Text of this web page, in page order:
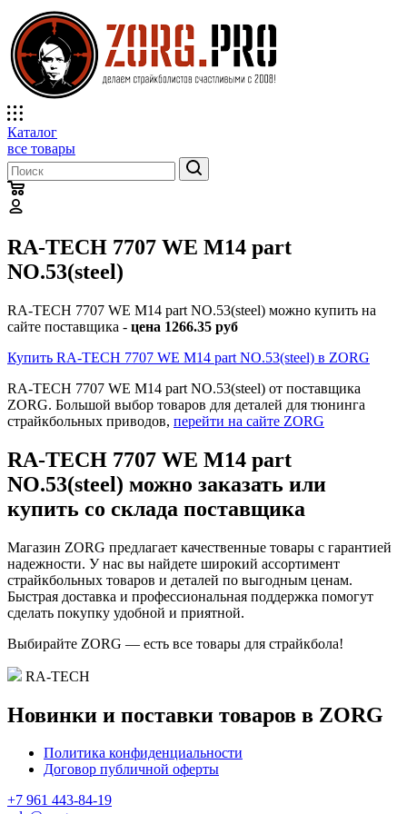
Каталог
все товары
RA-TECH 7707 WE M14 part
NO.53(steel)
RA-TECH 7707 WE M14 part NO.53(steel) можно купить на
сайте поставщика - цена 1266.35 руб
Купить RA-TECH 7707 WE M14 part NO.53(steel) в ZORG
RA-TECH 7707 WE M14 part NO.53(steel) от поставщика
ZORG. Большой выбор товаров для деталей для тюнинга
страйкбольных приводов, перейти на сайте ZORG
RA-TECH 7707 WE M14 part
NO.53(steel) можно заказать или
купить со склада поставщика
Магазин ZORG предлагает качественные товары с гарантией
надежности. У нас вы найдете широкий ассортимент
страйкбольных товаров и деталей по выгодным ценам.
Быстрая доставка и профессиональная поддержка помогут
сделать покупку удобной и приятной.
Выбирайте ZORG — есть все товары для страйкбола!
RA-TECH
Новинки и поставки товаров в ZORG
Политика конфиденциальности
Договор публичной оферты
+7 961 443-84-19